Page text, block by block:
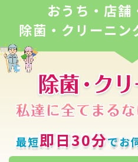
おうち・店舗
除菌・クリーニン
最短即日30分でお